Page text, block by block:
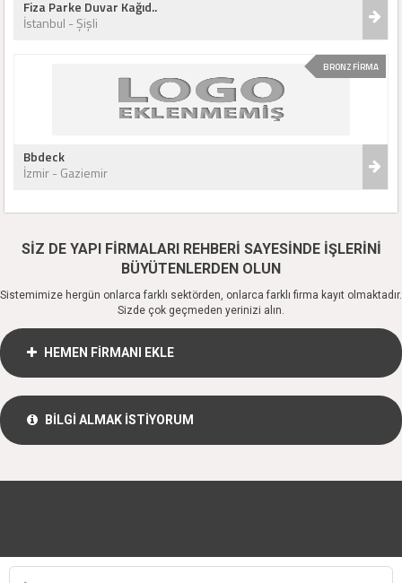
Fiza Parke Duvar Kağıd..
İstanbul - Şişli
BRONZ FİRMA
Bbdeck
İzmir - Gaziemir
SİZ DE YAPI FİRMALARI REHBERİ SAYESİNDE İŞLERİNİ
BÜYÜTENLERDEN OLUN
Sistemimize hergün onlarca farklı sektörden, onlarca farklı firma kayıt olmaktadır.
Sizde çok geçmeden yerinizi alın.
HEMEN FİRMANI EKLE
BİLGİ ALMAK İSTİYORUM